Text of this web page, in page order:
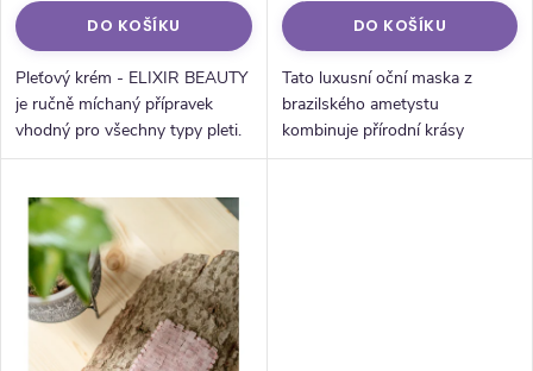
DO KOŠÍKU
Pleťový krém - ELIXIR BEAUTY
je ručně míchaný přípravek
vhodný pro všechny typy pleti.
Složky elixíru v organické
normální pleti a pomáhají s...
DO KOŠÍKU
Tato luxusní oční maska z
brazilského ametystu
kombinuje přírodní krásy
kamene s uklidňujícími a